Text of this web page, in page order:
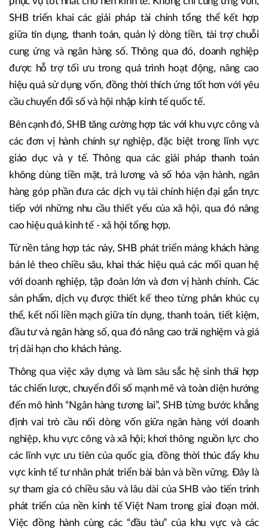
dấu ấn trên thị trường tài chính trong và ngoài nước là đối
tác tài chính tin cậy, sẵn sàng cùng đất nước bước vào kỷ
nguyên phát triển mới. Các NHTMCP luôn chủ động tìm
lối đi riêng để đảm bảo năng lực cạnh tranh cũng như nhằm
phục vụ tốt nhất cho nền kinh tế. Không chỉ cung ứng vốn,
SHB triển khai các giải pháp tài chính tổng thể kết hợp
cung ứng và ngân hàng số. Thông qua đó, doanh nghiệp
được hỗ trợ tối ưu trong quá trình hoạt động, nâng cao
hiệu quả sử dụng vốn, đồng thời thích ứng tốt hơn với yêu
cầu chuyển đổi số và hội nhập kinh tế quốc tế.
Bên cạnh đó, SHB tăng cường hợp tác với khu vực công và
các đơn vị hành chính sự nghiệp, đặc biệt trong lĩnh vực
không dùng tiền mặt, trả lương và số hóa vận hành, ngân
hàng góp phần đưa các dịch vụ tài chính hiện đại gắn trực
tiếp với những nhu cầu thiết yếu của xã hội, qua đó nâng
cao hiệu quả kinh tế - xã hội tổng hợp.
Từ nền tảng hợp tác này, SHB phát triển mảng khách hàng
bán lẻ theo chiều sâu, khai thác hiệu quả các mối quan hệ
sản phẩm, dịch vụ được thiết kế theo từng phân khúc cụ
thể, kết nối liền mạch giữa tín dụng, thanh toán, tiết kiệm,
đầu tư và ngân hàng số, qua đó nâng cao trải nghiệm và giá
trị dài hạn cho khách hàng.
Thông qua việc xây dựng và làm sâu sắc hệ sinh thái hợp
tác chiến lược, chuyển đổi số mạnh mẽ và toàn diện hướng
đến mô hình “Ngân hàng tương lai”, SHB từng bước khẳng
định vai trò cầu nối dòng vốn giữa ngân hàng với doanh
nghiệp, khu vực công và xã hội; khơi thông nguồn lực cho